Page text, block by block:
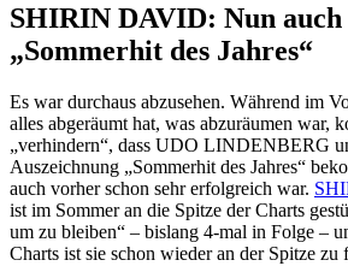
SHIRIN DAVID: Nun auch
„Sommerhit des Jahres“
Es war durchaus abzusehen. Während im
alles abgeräumt hat, was abzuräumen war,
„verhindern“, dass UDO LINDENBERG
Auszeichnung „Sommerhit des Jahres“
auch vorher schon sehr erfolgreich war.
ist im Sommer an die Spitze der Charts
um zu bleiben“ – bislang 4-mal in Folge –
Charts ist sie schon wieder an der Spitze